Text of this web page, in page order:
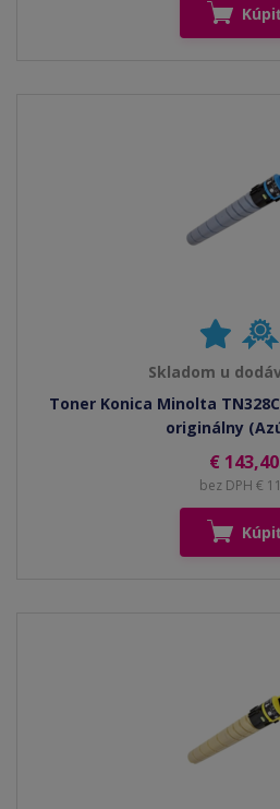
Skladom u
Toner Konica Minolta
originálny
€ 143,40
bez DPH €